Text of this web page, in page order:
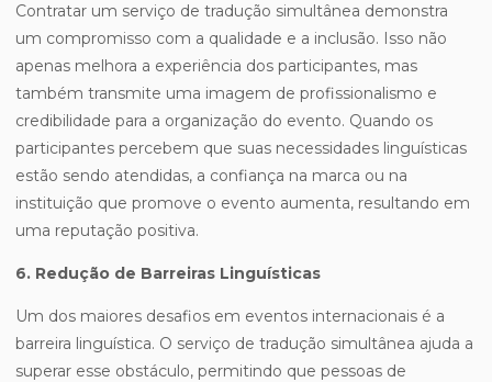
Contratar um serviço de tradução simultânea demonstra
um compromisso com a qualidade e a inclusão. Isso não
apenas melhora a experiência dos participantes, mas
também transmite uma imagem de profissionalismo e
credibilidade para a organização do evento. Quando os
participantes percebem que suas necessidades linguísticas
estão sendo atendidas, a confiança na marca ou na
instituição que promove o evento aumenta, resultando em
uma reputação positiva.
6. Redução de Barreiras Linguísticas
Um dos maiores desafios em eventos internacionais é a
barreira linguística. O serviço de tradução simultânea ajuda a
superar esse obstáculo, permitindo que pessoas de